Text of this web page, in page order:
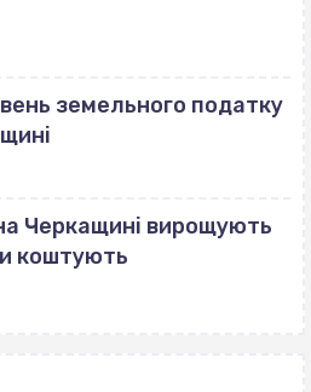
земельного податку
Черкащині вирощують
коштують